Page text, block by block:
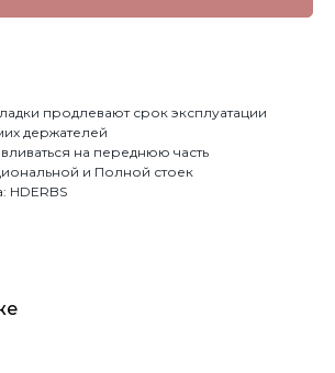
продлевают срок эксплуатации
держателей
на переднюю часть
и Полной стоек
HDERBS